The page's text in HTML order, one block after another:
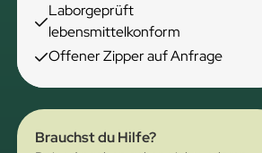
Laborgeprüft
lebensmittelkonform
Offener Zipper auf Anfrage
Brauchst du Hilfe?